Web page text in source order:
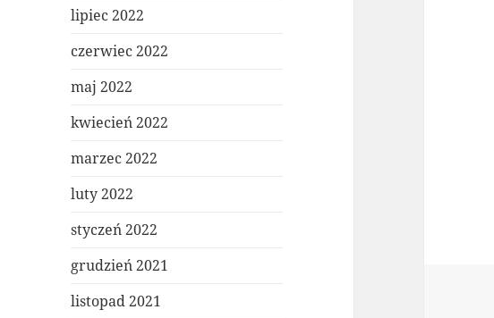
lipiec 2022
czerwiec 2022
maj 2022
kwiecień 2022
marzec 2022
luty 2022
styczeń 2022
grudzień 2021
listopad 2021